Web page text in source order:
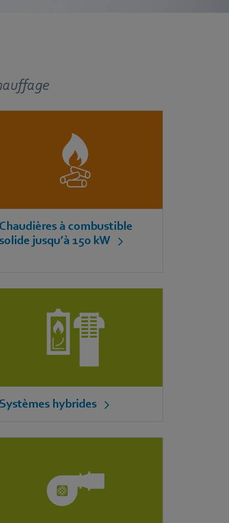
Chaudières à combustible
solide jusqu’à 150 kW
Systèmes hybrides